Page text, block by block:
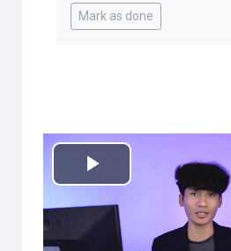
Mark as done
เล่น
วิดีโอ